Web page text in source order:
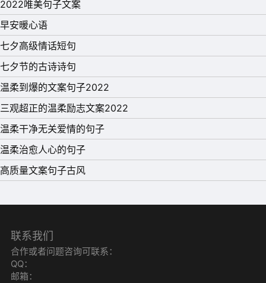
2022唯美句子文案
早安暖心语
七夕高级情话短句
七夕节的古诗诗句
温柔到爆的文案句子2022
三观超正的温柔励志文案2022
温柔干净无关爱情的句子
温柔治愈人心的句子
高质量文案句子古风
联系我们
合作或者问题咨询可联系：
QQ：
邮箱：